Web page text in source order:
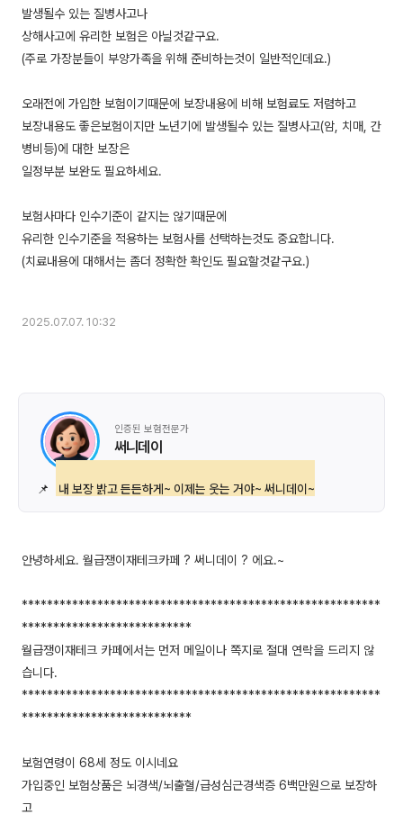
발생될수 있는 질병사고나
상해사고에 유리한 보험은 아닐것같구요.
(주로 가장분들이 부양가족을 위해 준비하는것이 일반적인데요.)
오래전에 가입한 보험이기때문에 보장내용에 비해 보험료도 저렴하고
보장내용도 좋은보험이지만 노년기에 발생될수 있는 질병사고(암, 치매, 간
병비등)에 대한 보장은
일정부분 보완도 필요하세요.
보험사마다 인수기준이 같지는 않기때문에
유리한 인수기준을 적용하는 보험사를 선택하는것도 중요합니다.
(치료내용에 대해서는 좀더 정확한 확인도 필요할것같구요.)
2025.07.07. 10:32
인증된 보험전문가
써니데이
📌 내 보장 밝고 든든하게~ 이제는 웃는 거야~ 써니데이~
안녕하세요. 월급쟁이재테크카페 ? 써니데이 ? 에요.~
*********************************************************
***************************
월급쟁이재테크 카페에서는 먼저 메일이나 쪽지로 절대 연락을 드리지 않
습니다.
*********************************************************
***************************
보험연령이 68세 정도 이시네요
가입중인 보험상품은 뇌경색/뇌출혈/급성심근경색증 6백만원으로 보장하
고